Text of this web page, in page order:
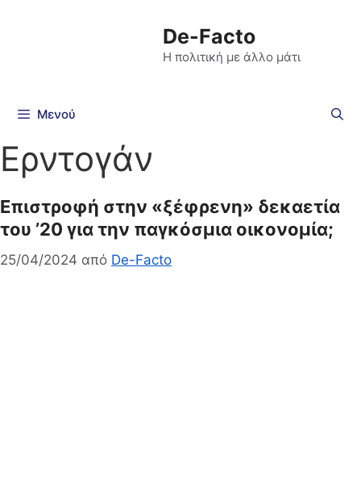
De-Facto
Η πολιτική με άλλο μάτι
Μενού
Ερντογάν
Επιστροφή στην «ξέφρενη» δεκαετία
του ’20 για την παγκόσμια οικονομία;
25/04/2024 από De-Facto